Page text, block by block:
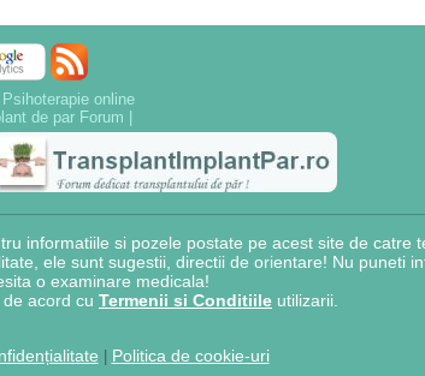
online
de par Forum
informatiile si pozele postate pe acest site de catre
ele sunt sugestii, directii de orientare! Nu puneti
o examinare medicala!
acord cu Termenii si Conditiile utilizarii.
Politica de cookie-uri